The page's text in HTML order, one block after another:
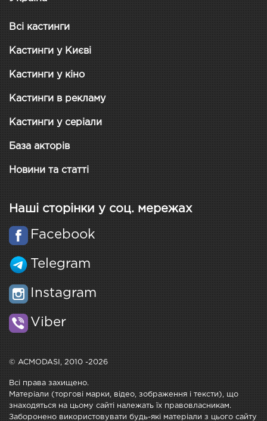
Всі кастинги
Кастинги у Києві
Кастинги у кіно
Кастинги в рекламу
Кастинги у серіали
База акторів
Новини та статті
Наші сторінки у соц. мережах
Facebook
Telegram
Instagram
Viber
© ACMODASI, 2010 -2026
Всі права захищено.
Матеріали (торгові марки, відео, зображення і тексти), що
знаходяться на цьому сайті належать їх правовласникам.
Заборонено використовувати будь-які матеріали з цього сайту